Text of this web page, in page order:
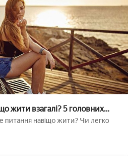
жити взагалі? 5 головних
питання навіщо жити? Чи легко